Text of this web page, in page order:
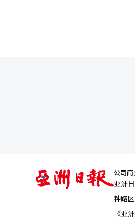
亚
洲
日
公司简
亚洲
钟路
《亚